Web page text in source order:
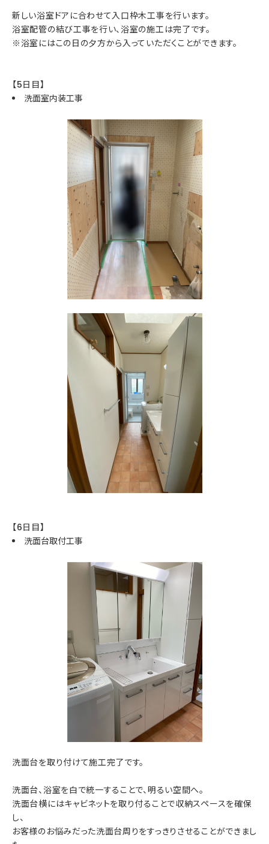
新しい浴室ドアに合わせて入口枠木工事を行います。
浴室配管の結び工事を行い、浴室の施工は完了です。
※浴室にはこの日の夕方から入っていただくことができます。
【5日目】
洗面室内装工事
【6日目】
洗面台取付工事
洗面台を取り付けて施工完了です。
洗面台、浴室を白で統一することで、明るい空間へ。
洗面台横にはキャビネットを取り付ることで収納スペースを確保
し、
お客様のお悩みだった洗面台周りをすっきりさせることができまし